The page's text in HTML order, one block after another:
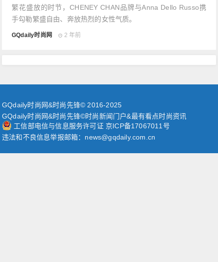
繁花盛放的时节，CHENEY CHAN品牌与Anna Dello Russo携
手勾勒繁盛自由、奔放热烈的女性气质。
GQdaily时尚网 2 年前
GQdaily时尚网&时尚先锋© 2016-2025
GQdaily时尚网&时尚先锋©时尚新闻门户&最有看点时尚资讯
工信部电信与信息服务许可证 京ICP备17067011号
违法和不良信息举报邮箱：news@gqdaily.com.cn